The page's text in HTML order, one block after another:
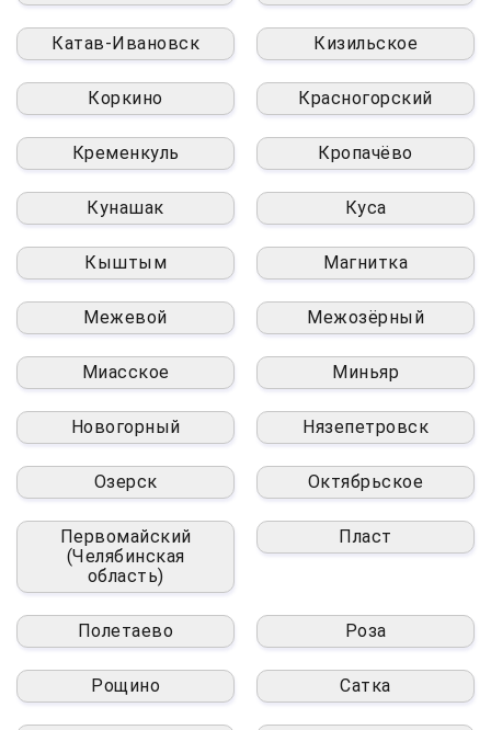
Катав-Ивановск Кизильское
Коркино Красногорский
Кременкуль Кропачёво
Кунашак Куса
Кыштым Магнитка
Межевой Межозёрный
Миасское Миньяр
Новогорный Нязепетровск
Озерск Октябрьское
Первомайский
(Челябинская
область)
Пласт
Полетаево Роза
Рощино Сатка